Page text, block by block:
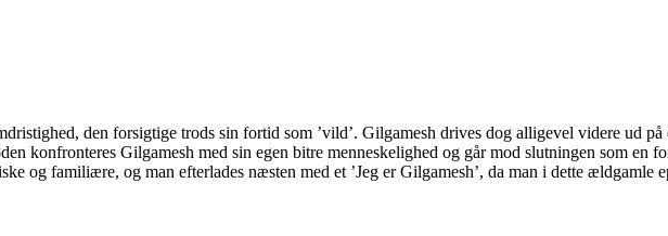
, den forsigtige trods sin fortid som ’vild’. Gilgamesh drives dog alligevel videre ud på
konfronteres Gilgamesh med sin egen bitre menneskelighed og gårmod slutningen som en
og familiære, og man efterlades næsten med et ’Jeg er Gilgamesh’, da man i dette ældgamle